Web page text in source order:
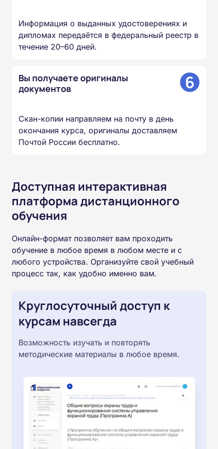
Информация о выданных удостоверениях и
дипломах передаётся в федеральный реестр в
течение 20–60 дней.
Вы получаете оригиналы
документов
6
Скан-копии направляем на почту в день
окончания курса, оригиналы доставляем
Почтой России бесплатно.
Доступная интерактивная
платформа дистанционного
обучения
Онлайн-формат позволяет вам проходить
обучение в любое время в любом месте и с
любого устройства. Организуйте свой учебный
процесс так, как удобно именно вам.
Круглосуточный доступ к
курсам навсегда
Возможность изучать и повторять
методические материалы в любое время.